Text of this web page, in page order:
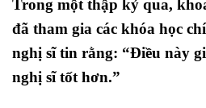
Trong một thập kỷ qua,
đã tham gia các khóa học
nghị sĩ tin rằng: “Điều này
nghị sĩ tốt hơn.”